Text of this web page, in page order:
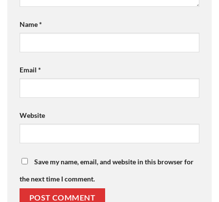
Name*
Email *
Website
Save my name, email, and website in this browser for
the next time I comment.